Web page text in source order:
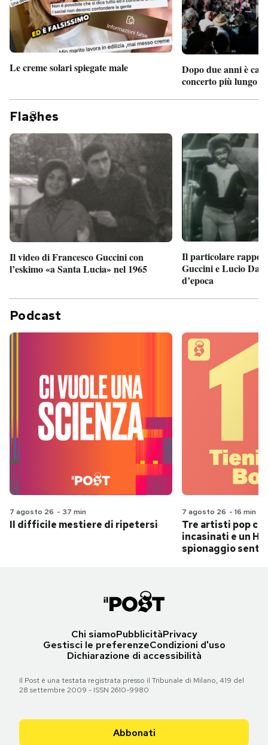
Le creme solari spiegate male
Dopo due anni è
concerto più lungo
Fla hes
Il video di Francesco Guccini con
l’eskimo «a Santa Lucia» nel 1965
Il particolare
Guccini e Lucio
d’epoca
Podcast
7 agosto 26 - 37 min
Il difficile mestiere di ripetersi
7 agosto 26 - 16 min
Tre artisti pop
incasinati e un
spionaggio
Chi siamoPubblicitàPrivacy
Gestisci le preferenzeCondizioni d'uso
Dichiarazione di accessibilità
Il Post è una testata registrata presso il Tribunale di Milano, 419 del
28 settembre 2009 - ISSN 2610-9980
Abbonati